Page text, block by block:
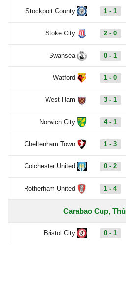
Stockport County 1 - 1
Stoke City 2 - 0
Swansea 0 - 1
Watford 1 - 0
West Ham 3 - 1
Norwich City 4 - 1
Cheltenham Town 1 - 3
Colchester United 0 - 2
Rotherham United 1 - 4
Carabao Cup,
Bristol City 0 - 1